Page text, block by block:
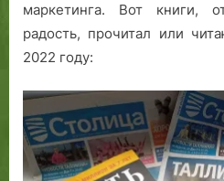
маркетинга. Вот книги,
радость, прочитал или
2022 году: